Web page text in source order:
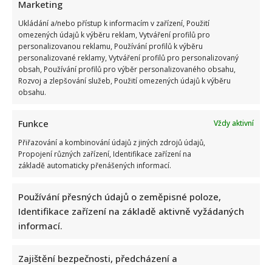
Marketing
Ukládání a/nebo přístup k informacím v zařízení, Použití
omezených údajů k výběru reklam, Vytváření profilů pro
personalizovanou reklamu, Používání profilů k výběru
personalizované reklamy, Vytváření profilů pro personalizovaný
obsah, Používání profilů pro výběr personalizovaného obsahu,
Rozvoj a zlepšování služeb, Použití omezených údajů k výběru
obsahu.
Funkce
Vždy aktivní
Přiřazování a kombinování údajů z jiných zdrojů údajů,
Propojení různých zařízení, Identifikace zařízení na
základě automaticky přenášených informací.
Používání přesných údajů o zeměpisné poloze,
Identifikace zařízení na základě aktivně vyžádaných
informací.
Zajištění bezpečnosti, předcházení a